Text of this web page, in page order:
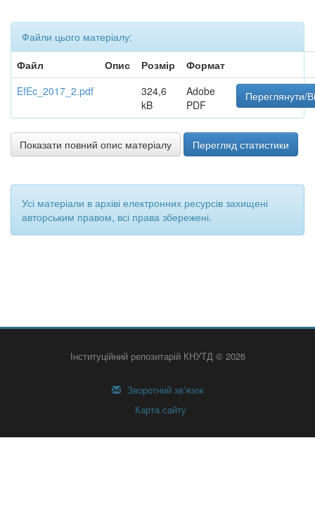
Файли цього матеріалу:
Файл
Опис Розмір
Формат
EfEc_2017_2.pdf
324,6
kB
Adobe
PDF
Переглянути/
Показати повний опис матеріалу Перегляд статистики
Усі матеріали в архіві електронних ресурсів захищені
авторським правом, всі права збережені.
Інституційний репозитарій КНУТД © 2026
Зворотний зв’язок
Карта сайту